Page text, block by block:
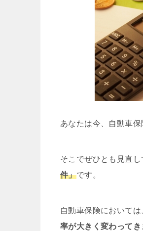
あなたは今、自動車
そこでぜひとも見直
件」です。
自動車保険においては
率が大きく変わってき